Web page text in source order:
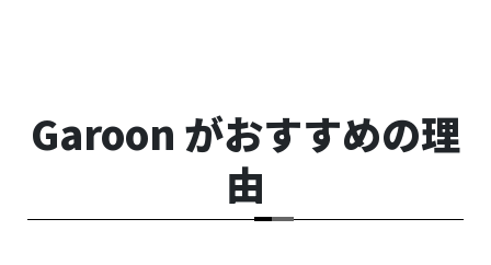
Garoon がおすすめの理
由